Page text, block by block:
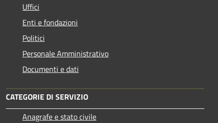
Uffici
Enti e fondazioni
Politici
Personale Amministrativo
Documenti e dati
CATEGORIE DI SERVIZIO
Anagrafe e stato civile